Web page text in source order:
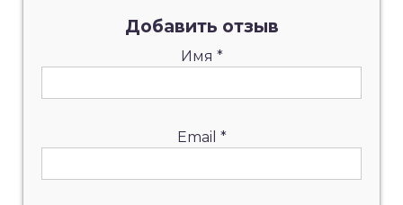
Добавить отзыв
Имя *
Email *